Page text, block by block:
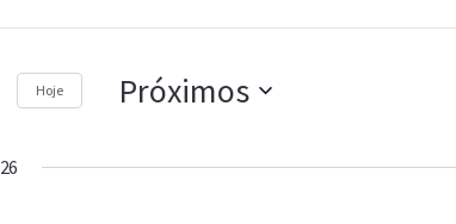
Hoje Próximos